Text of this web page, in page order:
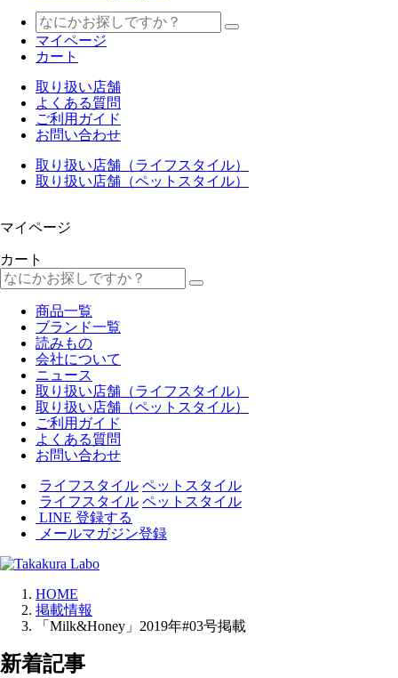
マイページ
カート
取り扱い店舗
よくある質問
ご利用ガイド
お問い合わせ
取り扱い店舗（ライフスタイル）
取り扱い店舗（ペットスタイル）
マイページ
カート
商品一覧
ブランド一覧
読みもの
会社について
ニュース
取り扱い店舗（ライフスタイル）
取り扱い店舗（ペットスタイル）
ご利用ガイド
よくある質問
お問い合わせ
ライフスタイル ペットスタイル
ライフスタイル ペットスタイル
LINE 登録する
メールマガジン登録
HOME
掲載情報
「Milk&Honey」2019年#03号掲載
新着記事